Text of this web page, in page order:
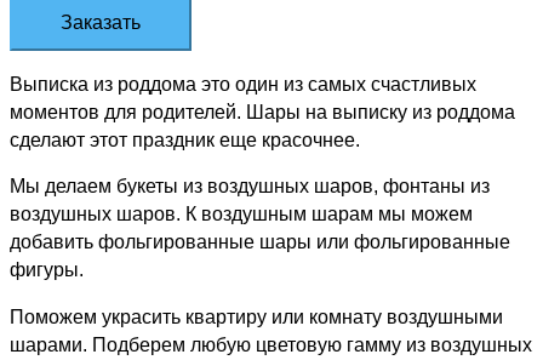
Заказать
Выписка из роддома это один из самых счастливых
моментов для родителей. Шары на выписку из роддома
сделают этот праздник еще красочнее.
Мы делаем букеты из воздушных шаров, фонтаны из
воздушных шаров. К воздушным шарам мы можем
добавить фольгированные шары или фольгированные
фигуры.
Поможем украсить квартиру или комнату воздушными
шарами. Подберем любую цветовую гамму из воздушных